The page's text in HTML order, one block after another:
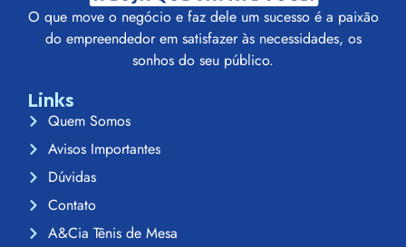
O que move o negócio e faz dele um sucesso é a paixão
do empreendedor em satisfazer às necessidades, os
sonhos do seu público.
Links
Quem Somos
Avisos Importantes
Dúvidas
Contato
A&Cia Tênis de Mesa